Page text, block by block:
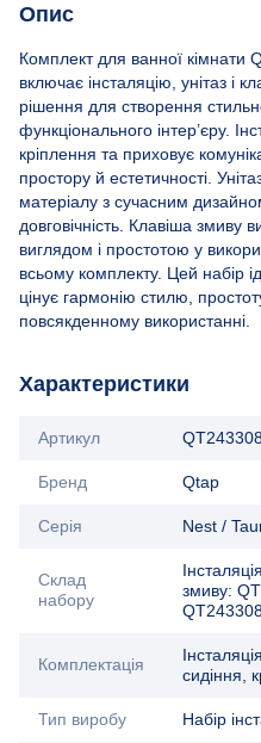
Опис
Комплект для ванної
включає інсталяцію, унітаз і
рішення для створення
функціонального інтер’єру.
кріплення та приховує
простору й естетичності.
матеріалу з сучасним
довговічність. Клавіша змиву
виглядом і простотою у
всьому комплекту. Цей набір
цінує гармонію стилю,
повсякденному використанні.
Характеристики
Артикул
Бренд Qtap
Серія Nest /
Склад
набору
змиву:
Комплектація
сидіння,
Тип виробу Набір